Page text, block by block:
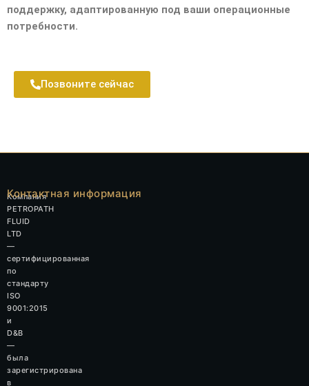
поддержку, адаптированную под ваши операционные
потребности.
Позвоните сейчас
Компания
PETROPATH
FLUID
LTD
—
сертифицированная
по
стандарту
ISO
9001:2015
и
D&B
—
была
зарегистрирована
в
Контактная информация